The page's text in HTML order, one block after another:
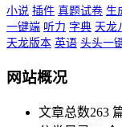
小说 插件 真题试卷 生
一键端 听力 字典 天龙
天龙版本 英语 头头一
网站概况
文章总数263